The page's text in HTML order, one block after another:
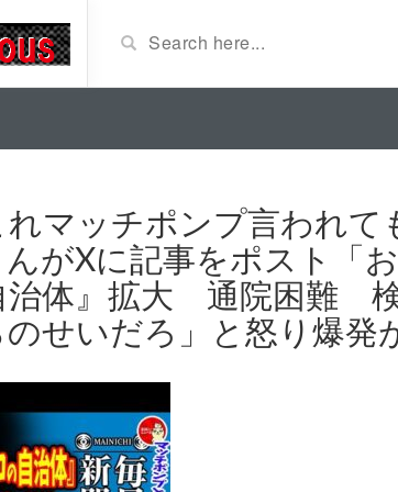
れマッチポンプ言われて
がXに記事をポスト「
治体』拡大 通院困難
せいだろ」と怒り爆発